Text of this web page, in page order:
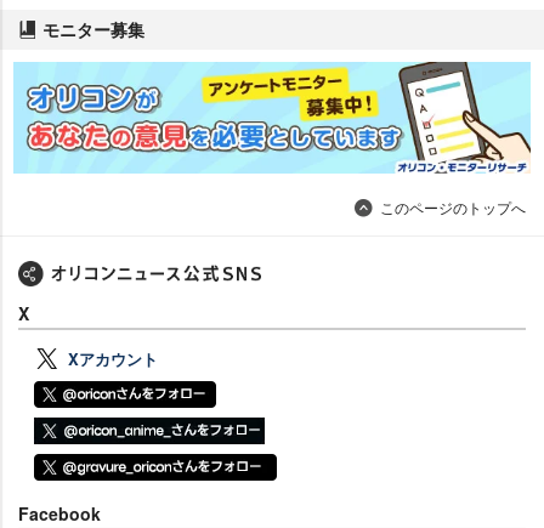
モニター募集
このページのトップへ
X
Xアカウント
Facebook